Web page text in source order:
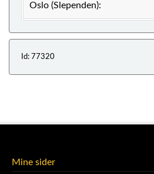
Oslo (Slependen):
Id: 77320
Mine sider